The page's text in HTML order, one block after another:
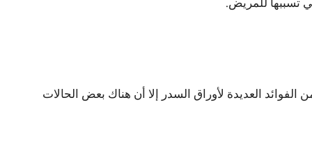
تسببها للمريض.
الفوائد العديدة لأوراق السدر إلا أن هناك بعض الحالات